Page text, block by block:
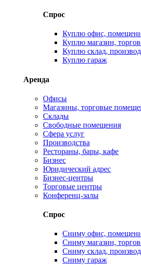
Спрос
Куплю офис,
Куплю магазин,
Куплю склад,
Куплю гараж
Аренда
Офисы
Магазины, торговые
Склады
Свободные помещения
Сфера услуг
Производства
Рестораны, бары, кафе
Бизнес
Юридический адрес
Бизнес-центры
Торговые центры
Конференц-залы
Спрос
Сниму офис,
Сниму магазин,
Сниму склад,
Сниму гараж